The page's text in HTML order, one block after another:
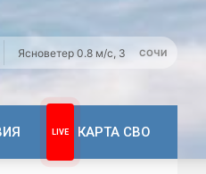
Ясноветер 0.8 м/с, З СОЧИ
КАРТА СВО